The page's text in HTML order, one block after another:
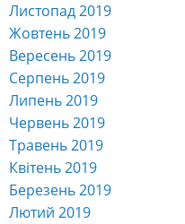
Листопад 2019
Жовтень 2019
Вересень 2019
Серпень 2019
Липень 2019
Червень 2019
Травень 2019
Квітень 2019
Березень 2019
Лютий 2019